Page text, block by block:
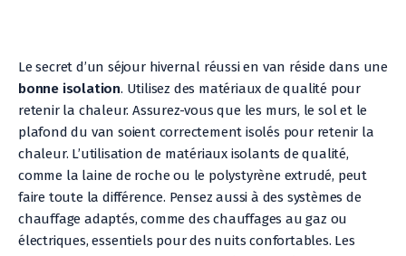
Le secret d’un séjour hivernal réussi en van réside dans une
bonne isolation. Utilisez des matériaux de qualité pour
retenir la chaleur. Assurez-vous que les murs, le sol et le
plafond du van soient correctement isolés pour retenir la
chaleur. L’utilisation de matériaux isolants de qualité,
comme la laine de roche ou le polystyrène extrudé, peut
faire toute la différence. Pensez aussi à des systèmes de
chauffage adaptés, comme des chauffages au gaz ou
électriques, essentiels pour des nuits confortables. Les